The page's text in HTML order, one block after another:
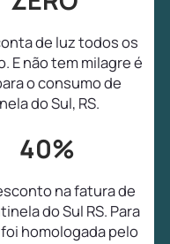
de luz todos os
E não tem milagre é
o consumo de
do Sul, RS.
40%
na fatura de
do Sul RS. Para
homologada pelo